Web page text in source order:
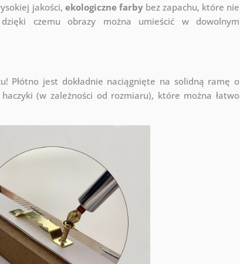
jakości, ekologiczne farbybez zapachu, które nie
czemu obrazy można umieścić w dowolnym
Płótno jest dokładnie naciągnięte na solidną ramę o
(w zależności od rozmiaru), które można łatwo